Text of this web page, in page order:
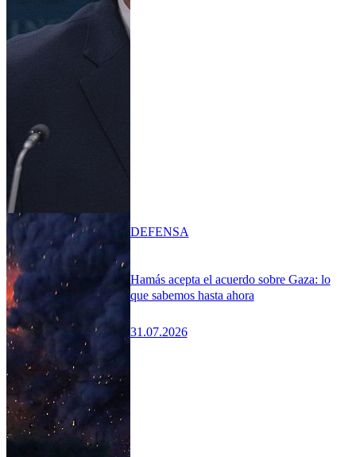
Hamás acepta el acuerdo sobre Gaza: lo
que sabemos hasta ahora
31.07.2026
DEFENSA